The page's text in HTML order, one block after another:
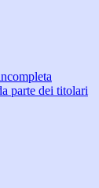
parte dei titolari